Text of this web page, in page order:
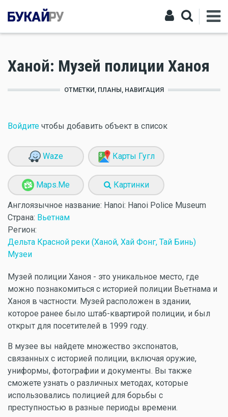
Ханой: Музей полиции Ханоя
ОТМЕТКИ, ПЛАНЫ, НАВИГАЦИЯ
Войдите чтобы добавить объект в список
Waze Карты Гугл
Maps.Me Картинки
Англоязычное название: Hanoi: Hanoi Police Museum
Страна: Вьетнам
Регион:
Дельта Красной реки (Ханой, Хай Фонг, Тай Бинь)
Музеи
Музей полиции Ханоя - это уникальное место, где
можно познакомиться с историей полиции Вьетнама и
Ханоя в частности. Музей расположен в здании,
которое ранее было штаб-квартирой полиции, и был
открыт для посетителей в 1999 году.
В музее вы найдете множество экспонатов,
связанных с историей полиции, включая оружие,
униформы, фотографии и документы. Вы также
сможете узнать о различных методах, которые
использовались полицией для борьбы с
преступностью в разные периоды времени.